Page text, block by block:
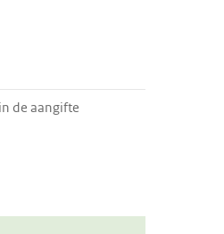
de aangifte